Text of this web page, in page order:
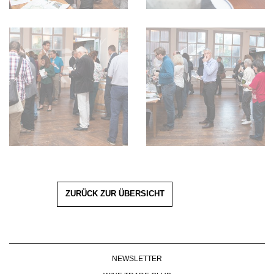
ZURÜCK ZUR ÜBERSICHT
NEWSLETTER